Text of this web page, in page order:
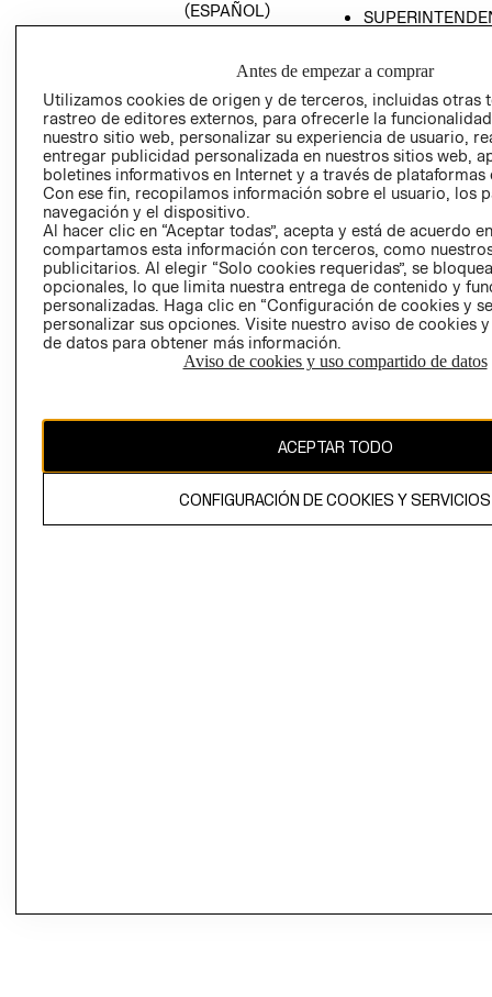
(ESPAÑOL)
TRANSPARENCIA
PETICIONES
QUEJAS Y
RECLAMOS
Colombia ($)
CAMBIAR REGIÓN
El contenido de esta página web está protegido por copyright y es
propiedad de H&M Hennes & Mauritz AB.
Antes de empezar a comprar
Utilizamos cookies de origen y de terceros, incluidas otras
rastreo de editores externos, para ofrecerle la
nuestro sitio web, personalizar su experiencia de usuario,
entregar publicidad personalizada en nuestros sitios web,
boletines informativos en Internet y a través de plataformas
Con ese fin, recopilamos información sobre el usuario, los
navegación y el dispositivo.
Al hacer clic en “Aceptar todas”, acepta y está de acuerdo
compartamos esta información con terceros, como
publicitarios. Al elegir “Solo cookies requeridas”, se
opcionales, lo que limita nuestra entrega de contenido y
personalizadas. Haga clic en “Configuración de cookies y
personalizar sus opciones. Visite nuestro aviso de cookies
de datos para obtener más información.
Aviso de cookies y uso compartido de datos
ACEPTAR TODO
CONFIGURACIÓN DE COOKIES Y SERVICIOS